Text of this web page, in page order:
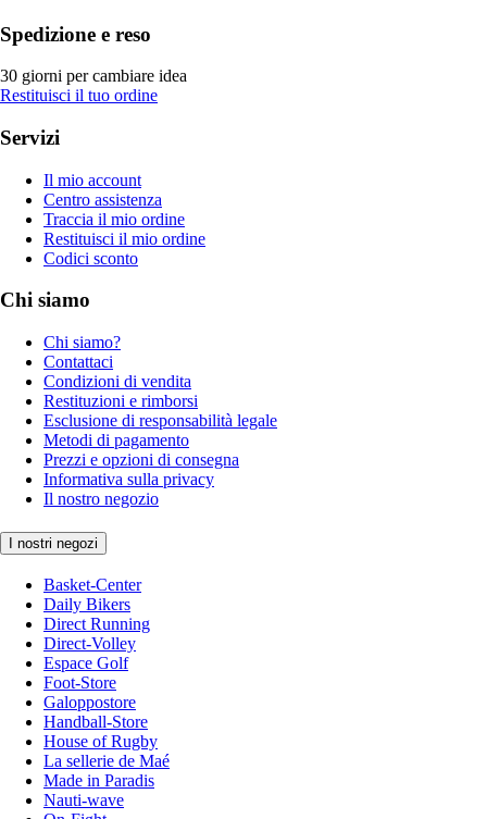
Spedizione e reso
30 giorni per cambiare idea
Restituisci il tuo ordine
Servizi
Il mio account
Centro assistenza
Traccia il mio ordine
Restituisci il mio ordine
Codici sconto
Chi siamo
Chi siamo?
Contattaci
Condizioni di vendita
Restituzioni e rimborsi
Esclusione di responsabilità legale
Metodi di pagamento
Prezzi e opzioni di consegna
Informativa sulla privacy
Il nostro negozio
I nostri negozi
Basket-Center
Daily Bikers
Direct Running
Direct-Volley
Espace Golf
Foot-Store
Galoppostore
Handball-Store
House of Rugby
La sellerie de Maé
Made in Paradis
Nauti-wave